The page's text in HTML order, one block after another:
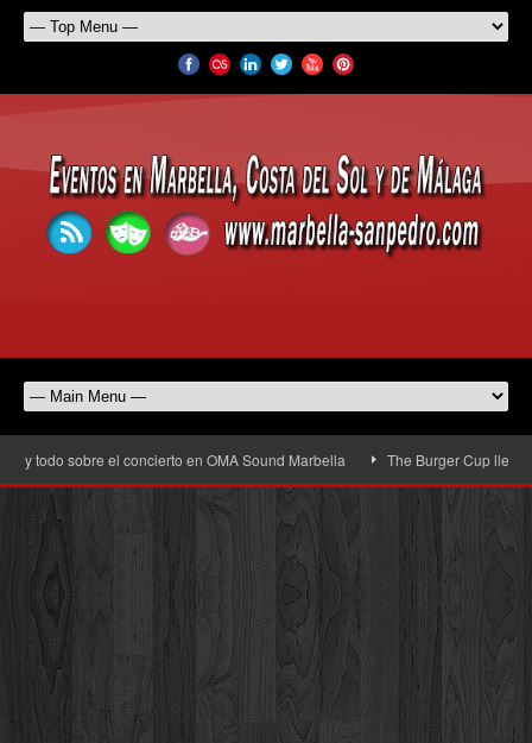
sobre el concierto en OMA Sound Marbella The Burger Cup llega a